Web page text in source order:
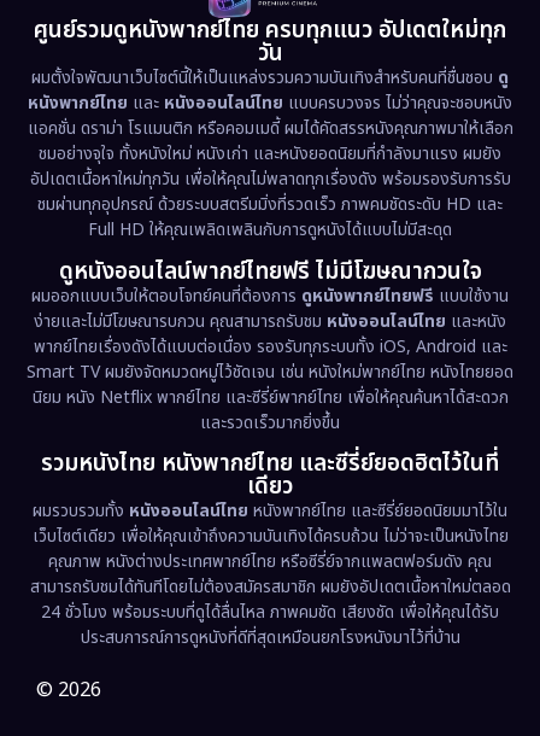
Disaster (13)
Disney+ (5)
Documentary สารคดี (93)
Drama ดราม่า (1,460)
Dystopian (17)
Emotional (61)
Epic มหากาพย์ (218)
Erotic (36)
Family ครอบครัว (363)
Fantasy จินตนาการ (326)
Fiction (9)
Film (57)
Gothic
1978
1974
1962
ศูนย์รวมดูหนังพากย์ไทย ครบทุกแนว อัปเดตใหม่ทุก
วัน
ผมตั้งใจพัฒนาเว็บไซต์นี้ให้เป็นแหล่งรวมความบันเทิงสำหรับคนที่ชื่นชอบ ดู
หนังพากย์ไทย และ หนังออนไลน์ไทย แบบครบวงจร ไม่ว่าคุณจะชอบหนัง
แอคชั่น ดราม่า โรแมนติก หรือคอมเมดี้ ผมได้คัดสรรหนังคุณภาพมาให้เลือก
ชมอย่างจุใจ ทั้งหนังใหม่ หนังเก่า และหนังยอดนิยมที่กำลังมาแรง ผมยัง
อัปเดตเนื้อหาใหม่ทุกวัน เพื่อให้คุณไม่พลาดทุกเรื่องดัง พร้อมรองรับการรับ
ชมผ่านทุกอุปกรณ์ ด้วยระบบสตรีมมิ่งที่รวดเร็ว ภาพคมชัดระดับ HD และ
Full HD ให้คุณเพลิดเพลินกับการดูหนังได้แบบไม่มีสะดุด
ดูหนังออนไลน์พากย์ไทยฟรี ไม่มีโฆษณากวนใจ
ผมออกแบบเว็บให้ตอบโจทย์คนที่ต้องการ ดูหนังพากย์ไทยฟรี แบบใช้งาน
ง่ายและไม่มีโฆษณารบกวน คุณสามารถรับชม หนังออนไลน์ไทย และหนัง
พากย์ไทยเรื่องดังได้แบบต่อเนื่อง รองรับทุกระบบทั้ง iOS, Android และ
Smart TV ผมยังจัดหมวดหมู่ไว้ชัดเจน เช่น หนังใหม่พากย์ไทย หนังไทยยอด
นิยม หนัง Netflix พากย์ไทย และซีรี่ย์พากย์ไทย เพื่อให้คุณค้นหาได้สะดวก
และรวดเร็วมากยิ่งขึ้น
รวมหนังไทย หนังพากย์ไทย และซีรี่ย์ยอดฮิตไว้ในที่
เดียว
ผมรวบรวมทั้ง หนังออนไลน์ไทย หนังพากย์ไทย และซีรี่ย์ยอดนิยมมาไว้ใน
เว็บไซต์เดียว เพื่อให้คุณเข้าถึงความบันเทิงได้ครบถ้วน ไม่ว่าจะเป็นหนังไทย
คุณภาพ หนังต่างประเทศพากย์ไทย หรือซีรี่ย์จากแพลตฟอร์มดัง คุณ
สามารถรับชมได้ทันทีโดยไม่ต้องสมัครสมาชิก ผมยังอัปเดตเนื้อหาใหม่ตลอด
24 ชั่วโมง พร้อมระบบที่ดูได้ลื่นไหล ภาพคมชัด เสียงชัด เพื่อให้คุณได้รับ
ประสบการณ์การดูหนังที่ดีที่สุดเหมือนยกโรงหนังมาไว้ที่บ้าน
© 2026